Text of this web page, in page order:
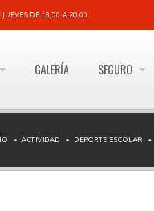
DE 18,00 A 20,00.
GALERÍA SEGURO
ACTIVIDAD DEPORTE ESCOLAR